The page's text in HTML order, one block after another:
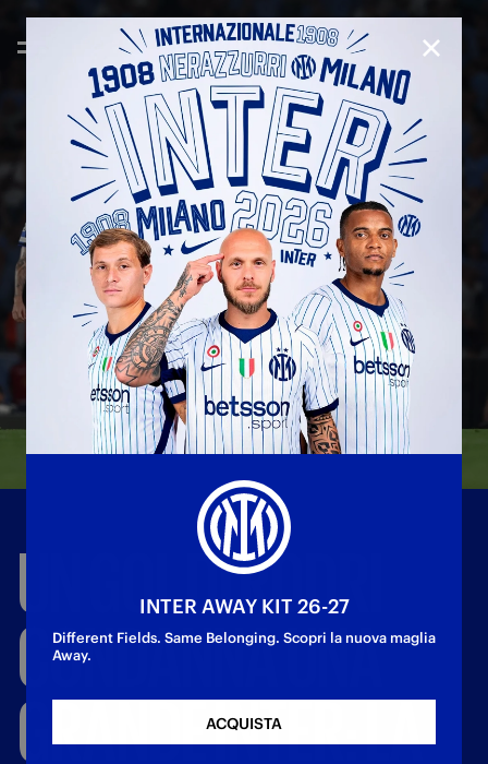
UN GOLDIRODRI
CONDANNAUNA
GRANDEINTER:LA
INTER AWAY KIT 26-27
Different Fields. Same Belonging. Scopri la nuova maglia
Away.
ACQUISTA